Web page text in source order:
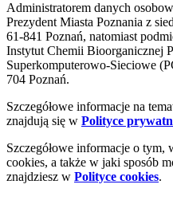
Administratorem danych
Prezydent Miasta Poznania z
61-841 Poznań, natomiast
Instytut Chemii Bioorganicznej
Superkomputerowo-Sieciowe
704 Poznań.
Szczegółowe informacje na
znajdują się w Polityce
Szczegółowe informacje o
cookies, a także w jaki sposób
znajdziesz w Polityce cookies.